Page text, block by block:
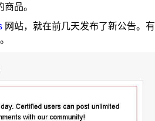
品。
网站，就在前几天发布了新公告。有